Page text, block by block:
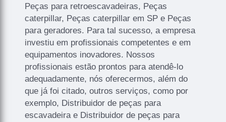
Peças para retroescavadeiras, Peças
caterpillar, Peças caterpillar em SP e Peças
para geradores. Para tal sucesso, a empresa
investiu em profissionais competentes e em
equipamentos inovadores. Nossos
profissionais estão prontos para atendê-lo
adequadamente, nós oferecermos, além do
que já foi citado, outros serviços, como por
exemplo, Distribuidor de peças para
escavadeira e Distribuidor de peças para